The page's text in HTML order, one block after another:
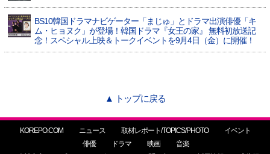
BS10韓国ドラマナビゲーター「まじゅ」とドラマ出演俳優「キ
ム・ヒョヌク」が登場！韓国ドラマ『女王の家』 無料初放送記
念！スペシャル上映＆トークイベントを9月4日（金）に開催！
▲ トップに戻る
KOREPO.COM ニュース 取材レポート/TOPICS/PHOTO
イベント
俳優
ドラマ 映画
音楽